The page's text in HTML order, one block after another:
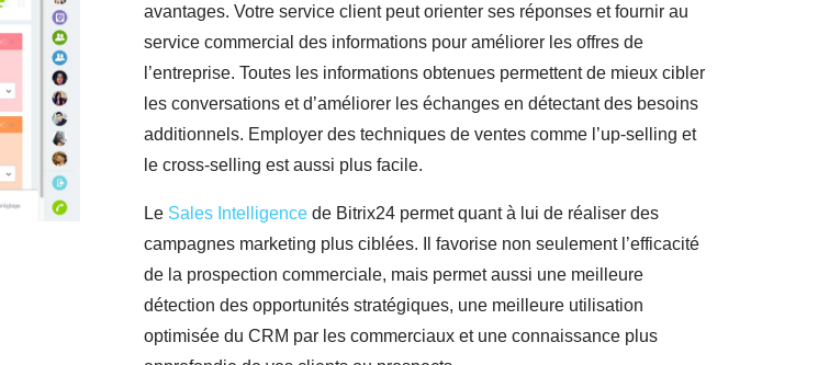
avantages. Votre service client peut orienter ses réponses et fournir au
service commercial des informations pour améliorer les offres de
l’entreprise. Toutes les informations obtenues permettent de mieux cibler
les conversations et d’améliorer les échanges en détectant des besoins
additionnels. Employer des techniques de ventes comme l’up-selling et
le cross-selling est aussi plus facile.
Le Sales Intelligencede Bitrix24 permet quant à lui de réaliser des
campagnes marketing plus ciblées. Il favorise non seulement l’efficacité
de la prospection commerciale, mais permet aussi une meilleure
détection des opportunités stratégiques, une meilleure utilisation
optimisée du CRM par les commerciaux et une connaissance plus